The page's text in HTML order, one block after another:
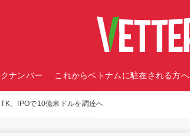
ナンバー これからベトナムに駐在される方へ
、IPOで10億米ドルを調達へ